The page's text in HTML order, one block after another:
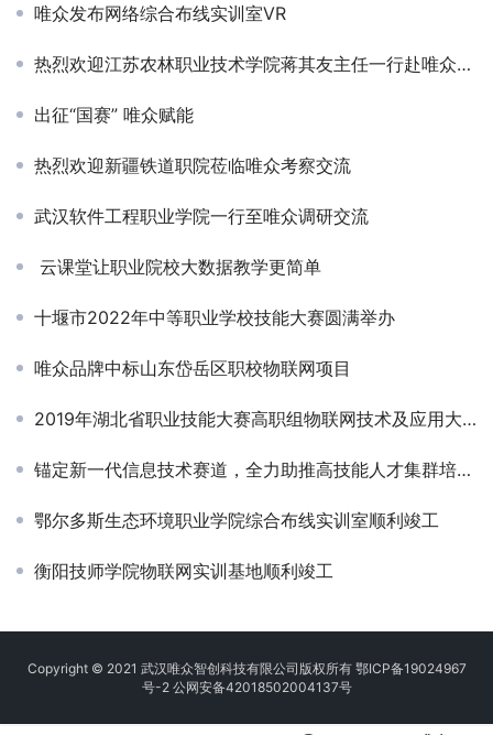
唯众发布网络综合布线实训室VR
热烈欢迎江苏农林职业技术学院蒋其友主任一行赴唯众考察交流
出征“国赛” 唯众赋能
热烈欢迎新疆铁道职院莅临唯众考察交流
武汉软件工程职业学院一行至唯众调研交流
云课堂让职业院校大数据教学更简单
十堰市2022年中等职业学校技能大赛圆满举办
唯众品牌中标山东岱岳区职校物联网项目
2019年湖北省职业技能大赛高职组物联网技术及应用大赛
锚定新一代信息技术赛道，全力助推高技能人才集群培养落地
鄂尔多斯生态环境职业学院综合布线实训室顺利竣工
衡阳技师学院物联网实训基地顺利竣工
Copyright © 2021 武汉唯众智创科技有限公司版权所有 鄂ICP备19024967
号-2 公网安备42018502004137号